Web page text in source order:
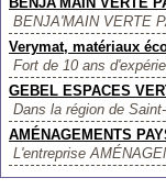
BENJA'MAIN VERTE
Verymat, matériaux
Fort de 10 ans
GEBEL ESPACES
Dans la région de
AMÉNAGEMENTS
L'entreprise